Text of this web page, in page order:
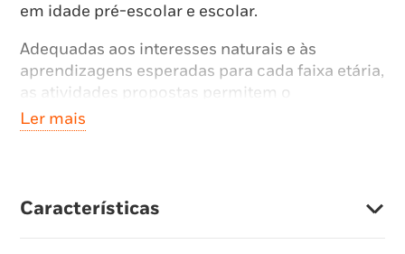
em idade pré-escolar e escolar.
Adequadas aos interesses naturais e às
aprendizagens esperadas para cada faixa etária,
as atividades propostas permitem o
desenvolvimento da criança nas diferentes
áreas e domínios, ao mesmo tempo que se
infância, as estimulantes atividades aqui
Ler mais
Características